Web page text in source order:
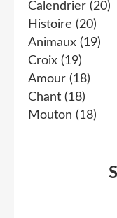
Calendrier (20)
Histoire (20)
Animaux (19)
Croix (19)
Amour (18)
Chant (18)
Mouton (18)